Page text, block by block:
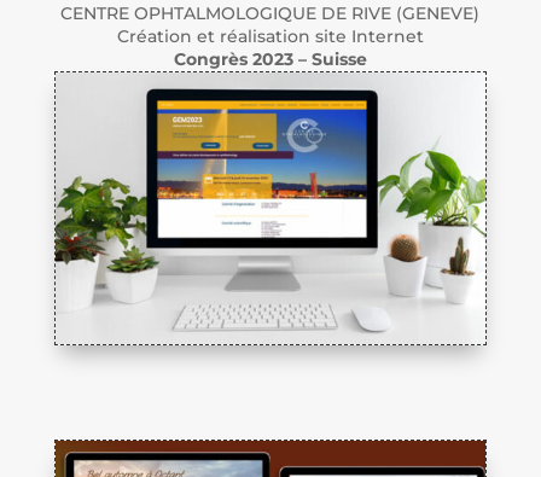
CENTRE OPHTALMOLOGIQUE DE RIVE (GENEVE)
Création et réalisation site Internet
Congrès 2023 – Suisse